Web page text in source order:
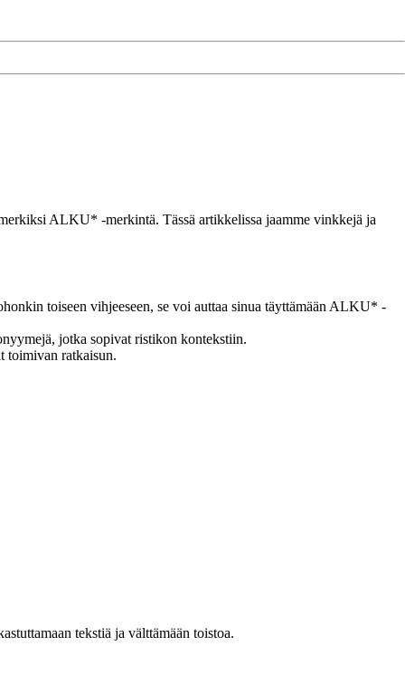
ALKU* -merkintä. Tässä artikkelissa jaamme vinkkejä ja
toiseen vihjeeseen, se voi auttaa sinua täyttämään ALKU* -
jotka sopivat ristikon kontekstiin.
toimivan ratkaisun.
tekstiä ja välttämään toistoa.